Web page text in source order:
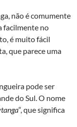
não é comumente
facilmente no
é muito fácil
que parece uma
pode ser
do Sul. O nome
“, que significa